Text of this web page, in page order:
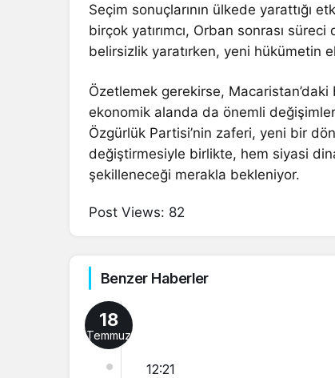
Seçim sonuçlarının ülkede yarattığı
birçok yatırımcı, Orban sonrası
belirsizlik yaratırken, yeni hükümetin
Özetlemek gerekirse,
ekonomik alanda da önemli
Özgürlük Partisi’nin zaferi, yeni bir
değiştirmesiyle birlikte, hem siyasi
şekilleneceği merakla bekleniyor.
Post Views: 82
Benzer Haberler
18
Temmuz
12:21